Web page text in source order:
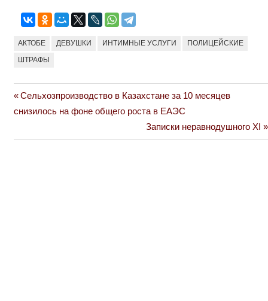
АКТОБЕ ДЕВУШКИ ИНТИМНЫЕ УСЛУГИ ПОЛИЦЕЙСКИЕ
ШТРАФЫ
Навигация
Previous
Post:
Сельхозпроизводство в Казахстане за 10 месяцев
снизилось на фоне общего роста в ЕАЭС
Next
Post:
Записки неравнодушного XI